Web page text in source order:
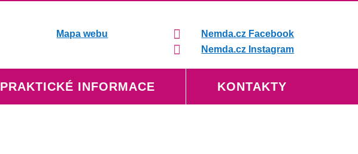
 Nemda.cz Facebook
 Nemda.cz Instagram
Mapa webu
PRAKTICKÉ INFORMACE KONTAKTY